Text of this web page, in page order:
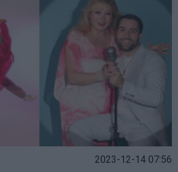
2023-12-14 07:56